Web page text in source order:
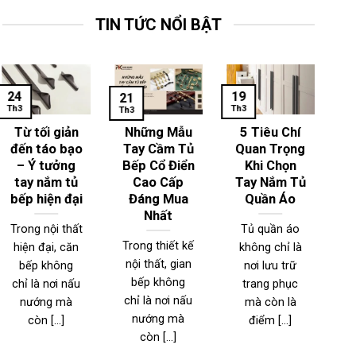
TIN TỨC NỔI BẬT
Từ tối giản
đến táo bạo
– Ý tưởng
tay nắm tủ
bếp hiện đại
Trong nội thất
hiện đại, căn
bếp không
chỉ là nơi nấu
nướng mà
còn [...]
24
Th3
Những Mẫu
Tay Cầm Tủ
Bếp Cổ Điển
Cao Cấp
Đáng Mua
Nhất
Trong thiết kế
nội thất, gian
bếp không
chỉ là nơi nấu
nướng mà
còn [...]
21
Th3
5 Tiêu Chí
Quan Trọng
Khi Chọn
Tay Nắm Tủ
Quần Áo
Tủ quần áo
không chỉ là
nơi lưu trữ
trang phục
mà còn là
điểm [...]
19
Th3